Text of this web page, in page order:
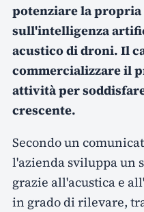
potenziare la propria
sull'intelligenza
acustico di droni. Il
commercializzare il
attività per
crescente.
Secondo un
l'azienda sviluppa un
grazie all'acustica e
in grado di rilevare,